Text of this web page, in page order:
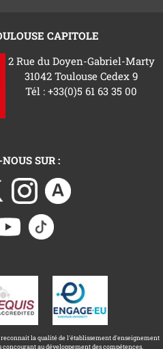
CAPITOLE
2 Rue du Doyen-Gabriel-Marty
31042 Toulouse Cedex 9
Tél : +33(0)5 61 63 35 00
SUR :
reconnait la qualité de l'établissement d'enseignement
au développement des compétences.